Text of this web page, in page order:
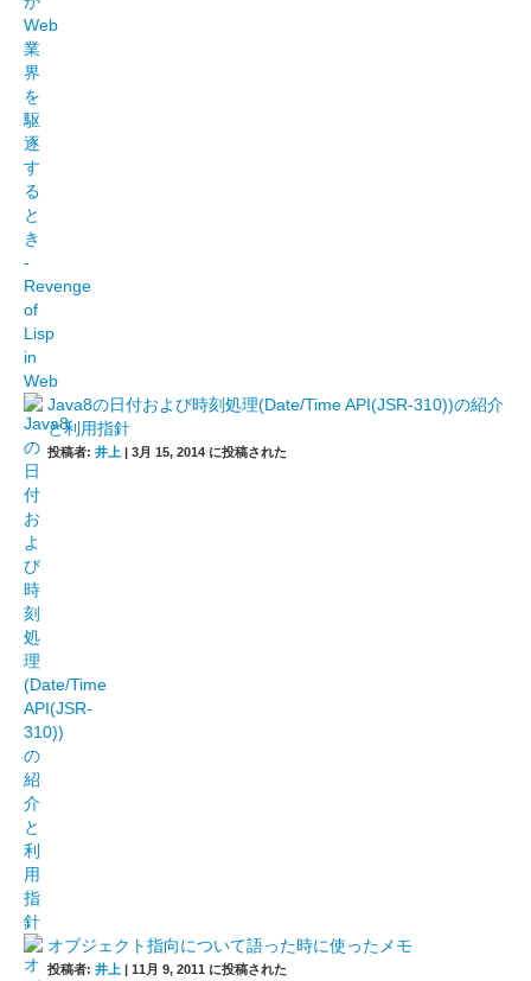
Java8の日付および時刻処理(Date/Time API(JSR-310))の紹介
と利用指針
投稿者: 井上 | 3月 15, 2014 に投稿された
オブジェクト指向について語った時に使ったメモ
投稿者: 井上 | 11月 9, 2011 に投稿された